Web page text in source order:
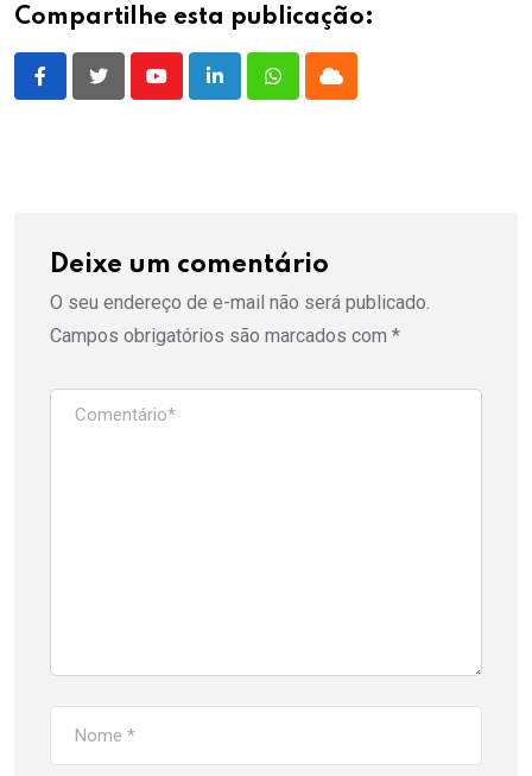
Compartilhe esta publicação:
YoutubeLinkedInWhatsappCloud
Deixe um comentário
O seu endereço de e-mail não será publicado.
Campos obrigatórios são marcados com *